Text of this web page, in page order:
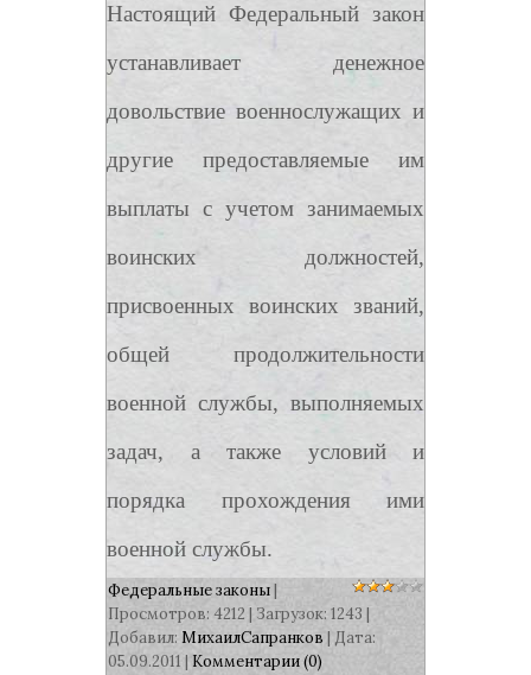
Настоящий Федеральный закон
устанавливает денежное
довольствие военнослужащих и
другие предоставляемые им
выплаты с учетом занимаемых
воинских должностей,
присвоенных воинских званий,
общей продолжительности
военной службы, выполняемых
задач, а также условий и
порядка прохождения ими
военной службы.
Федеральные законы|
Просмотров: 4212 | Загрузок: 1243 |
Добавил: МихаилСапранков | Дата:
05.09.2011 | Комментарии (0)